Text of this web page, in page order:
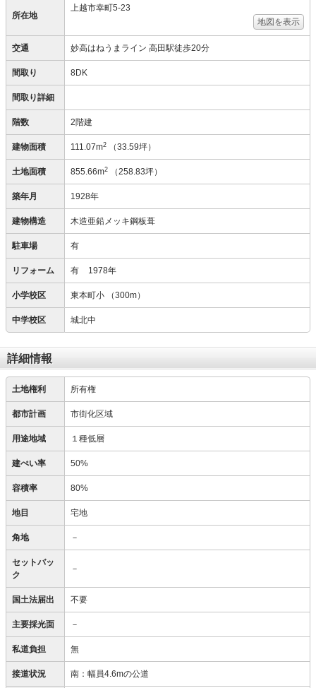
所在地
上越市幸町5-23
地図を表示
交通 妙高はねうまライン 高田駅徒歩20分
間取り 8DK
間取り詳細
階数 2階建
建物面積 111.07m2 （33.59坪）
土地面積 855.66m2 （258.83坪）
築年月 1928年
建物構造 木造亜鉛メッキ鋼板葺
駐車場 有
リフォーム 有 1978年
小学校区 東本町小 （300m）
中学校区 城北中
詳細情報
土地権利 所有権
都市計画 市街化区域
用途地域 １種低層
建ぺい率 50%
容積率 80%
地目 宅地
角地 －
セットバッ
ク
－
国土法届出 不要
主要採光面 －
私道負担 無
接道状況 南：幅員4.6mの公道